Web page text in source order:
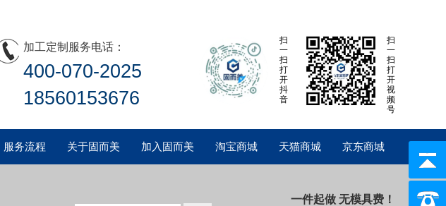
加工定制服务电话：
400-070-2025
18560153676
扫
一
扫
打
开
视
频
号
扫
一
扫
打
开
抖
音
服务流程 关于固而美 加入固而美 淘宝商城 天猫商城 京东商城
一件起做 无模具费！